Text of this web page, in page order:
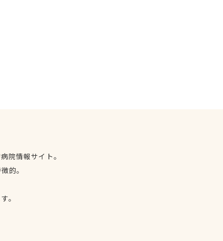
院情報サイト。
的。
。